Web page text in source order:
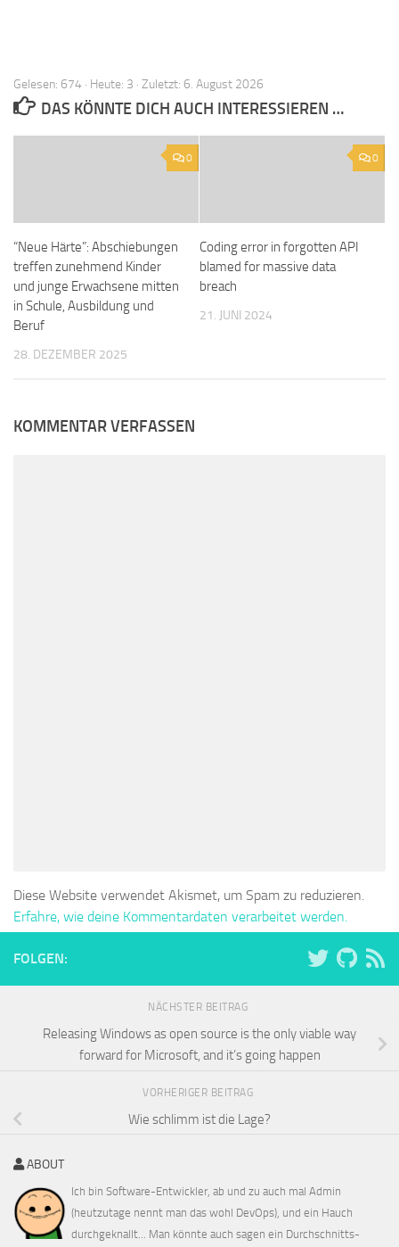
Gelesen: 674 · Heute: 3 · Zuletzt: 6. August 2026
DAS KÖNNTE DICH AUCH INTERESSIEREN …
0
“Neue Härte”: Abschiebungen
treffen zunehmend Kinder
und junge Erwachsene mitten
in Schule, Ausbildung und
Beruf
28. DEZEMBER 2025
0
Coding error in forgotten API
blamed for massive data
breach
21. JUNI 2024
KOMMENTAR VERFASSEN
Diese Website verwendet Akismet, um Spam zu reduzieren.
Erfahre, wie deine Kommentardaten verarbeitet werden.
FOLGEN:
NÄCHSTER BEITRAG
Releasing Windows as open source is the only viable way
forward for Microsoft, and it’s going happen
VORHERIGER BEITRAG
Wie schlimm ist die Lage?
ABOUT
Ich bin Software-Entwickler, ab und zu auch mal Admin
(heutzutage nennt man das wohl DevOps), und ein Hauch
durchgeknallt... Man könnte auch sagen ein Durchschnitts-